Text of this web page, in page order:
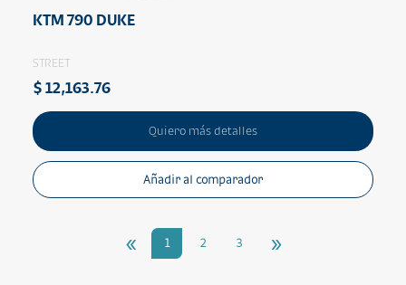
KTM 790 DUKE
STREET
$ 12,163.76
Quiero más detalles
Añadir al comparador
« 1 2 3 »